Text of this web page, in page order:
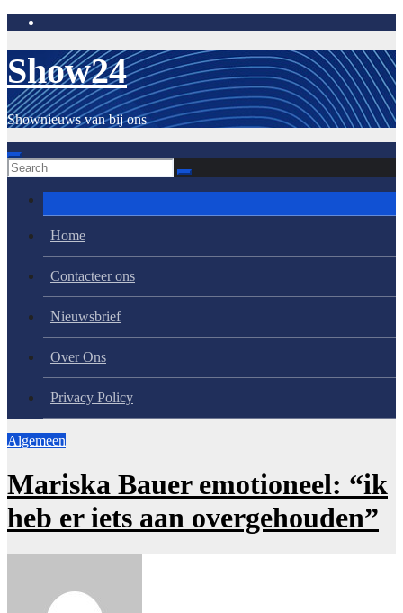
Skip
content
Show24
Shownieuws van bij ons
Home
Contacteer ons
Nieuwsbrief
Over Ons
Privacy Policy
Algemeen
Mariska Bauer emotioneel: “ik
heb er iets aan overgehouden”